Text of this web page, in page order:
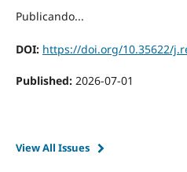
Publicando...
DOI: https://doi.org/10.35622/
Published: 2026-07-01
View All Issues